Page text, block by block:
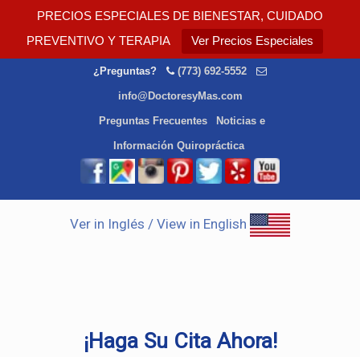
PRECIOS ESPECIALES DE BIENESTAR, CUIDADO
PREVENTIVO Y TERAPIA
Ver Precios Especiales
¿Preguntas? (773) 692-5552
info@DoctoresyMas.com
Preguntas Frecuentes Noticias e
Información Quiropráctica
Ver in Inglés / View in English
¡Haga Su Cita Ahora!